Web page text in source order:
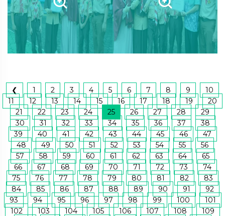
❮ 1 2 3 4 5 6 7 8 9
10
11
12 13 14 15 16 17 18 19
20
21
22 23 24 25 26 27 28
29
30
31 32 33 34 35 36 37
38
39
40 41 42 43 44 45 46
47
48
49 50 51 52 53 54 55
56
57
58 59 60 61 62 63 64
65
66
67 68 69 70 71 72 73
74
75
76 77 78 79 80 81 82
83
84
85 86 87 88 89 90 91
92
93
94 95 96 97 98 99 100
101
102
103 104 105 106 107 108
109